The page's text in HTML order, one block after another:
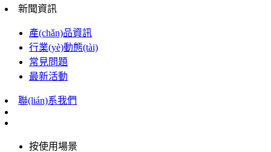
新聞資訊
產(chǎn)品資訊
行業(yè)動態(tài)
常見問題
最新活動
聯(lián)系我們
按使用場景